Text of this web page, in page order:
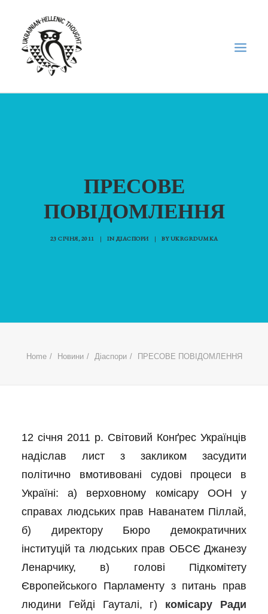
ФОРУМ УКРАЇНСЬКОЇ ДІАСПОРИ В ГРЕЦІЇ
“ВІСНИК”/”ΑΓΓΕΛΙΑΦΌΡΟΣ”
SEARCH
ПРЕСОВЕ
ПОВІДОМЛЕННЯ
23 СІЧНЯ, 2011 | IN ДІАСПОРИ | BYUKRGRDUMKA
Home Новини Діаспори ПРЕСОВЕ ПОВІДОМЛЕННЯ
12 січня 2011 р. Світовий Конґрес Українців
надіслав лист з закликом засудити
політично вмотивовані судові процеси в
Україні: а) верховному комісару ООН у
справах людських прав Наванатем Піллай,
б) директору Бюро демократичних
інституцій та людських прав ОБСЄ Джанезу
Ленарчику, в) голові Підкомітету
Європейського Парламенту з питань прав
людини Гейді Гауталі, г) комісару Ради